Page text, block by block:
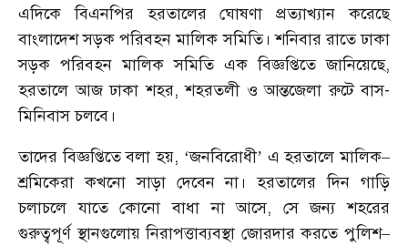
এদিকে বিএনপির হরতালের ঘোষণা প্রত্যাখ্যান করেছে
বাংলাদেশ সড়ক পরিবহন মালিক সমিতি। শনিবার রাতে ঢাকা
সড়ক পরিবহন মালিক সমিতি এক বিজ্ঞপ্তিতে জানিয়েছে,
হরতালে আজ ঢাকা শহর, শহরতলী ও আন্তজেলা রুটে বাস-
মিনিবাস চলবে।
তাদের বিজ্ঞপ্তিতে বলা হয়, ‘জনবিরোধী’ এ হরতালে মালিক–
শ্রমিকেরা কখনো সাড়া দেবেন না। হরতালের দিন গাড়ি
চলাচলে যাতে কোনো বাধা না আসে, সে জন্য শহরের
গুরুত্বপূর্ণ স্থানগুলোয় নিরাপত্তাব্যবস্থা জোরদার করতে পুলিশ–